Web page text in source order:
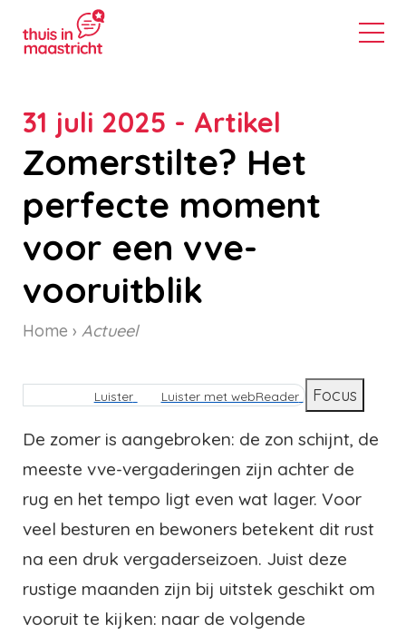
31 juli 2025 - Artikel
Zomerstilte? Het
perfecte moment
voor een vve-
vooruitblik
Kruimelpad
Home Actueel
Luister Luister met webReader Focus
De zomer is aangebroken: de zon schijnt, de
meeste vve-vergaderingen zijn achter de
rug en het tempo ligt even wat lager. Voor
veel besturen en bewoners betekent dit rust
na een druk vergaderseizoen. Juist deze
rustige maanden zijn bij uitstek geschikt om
vooruit te kijken: naar de volgende